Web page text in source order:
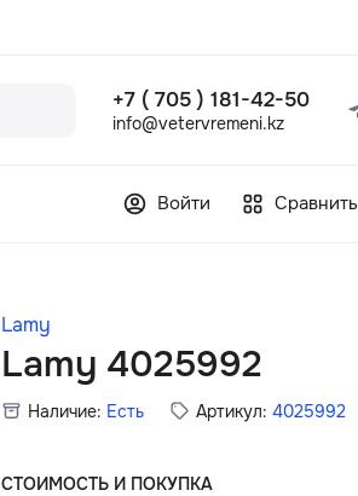
+7 ( 705 ) 181-42-50
info@vetervremeni.kz
Войти Сравнить
Lamy
Lamy 4025992
Наличие: Есть Артикул: 4025992
СТОИМОСТЬ И ПОКУПКА